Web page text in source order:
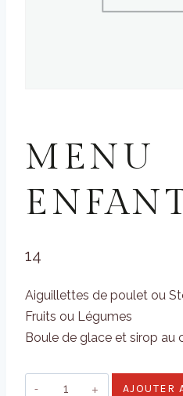
MENU
14
Aiguillettes de poulet ou
Fruits ou Légumes
Boule de glace et sirop au
quantité
AJOUTER